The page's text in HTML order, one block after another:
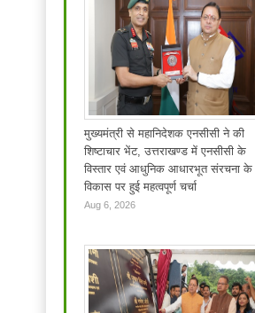
मुख्यमंत्री से महानिदेशक एनसीसी ने की
शिष्टाचार भेंट, उत्तराखण्ड में एनसीसी के
विस्तार एवं आधुनिक आधारभूत संरचना के
विकास पर हुई महत्वपूर्ण चर्चा
Aug 6, 2026